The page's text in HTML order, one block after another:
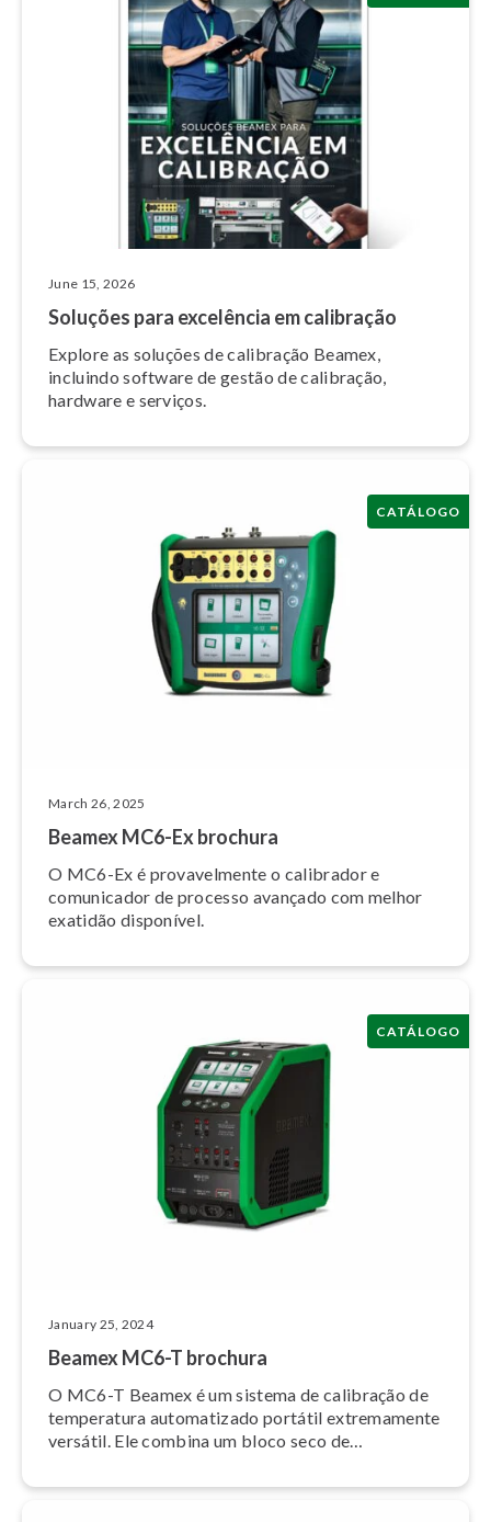
June 15, 2026
Soluções para excelência em calibração
Explore as soluções de calibração Beamex,
incluindo software de gestão de calibração,
hardware e serviços.
CATÁLOGO
March 26, 2025
Beamex MC6-Ex brochura
O MC6-Ex é pro­va­vel­mente o calibrador e
comunicador de processo avançado com melhor
exatidão disponível.
CATÁLOGO
January 25, 2024
Beamex MC6-T brochura
O MC6-T Beamex é um sistema de calibração de
temperatura au­to­ma­ti­zado portátil ex­tre­ma­mente
versátil. Ele combina um bloco seco de
do calibrador de processo mul­ti­fun­ci­o­nal MC6